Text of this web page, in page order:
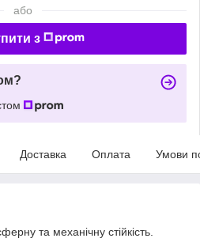
або
з
Доставка Оплата Умови
та механічну стійкість.